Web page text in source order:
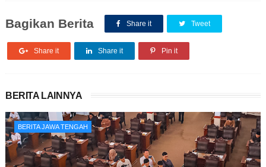
Bagikan Berita Share it Tweet
Share it Share it Pin it
BERITA LAINNYA
BERITA JAWA TENGAH